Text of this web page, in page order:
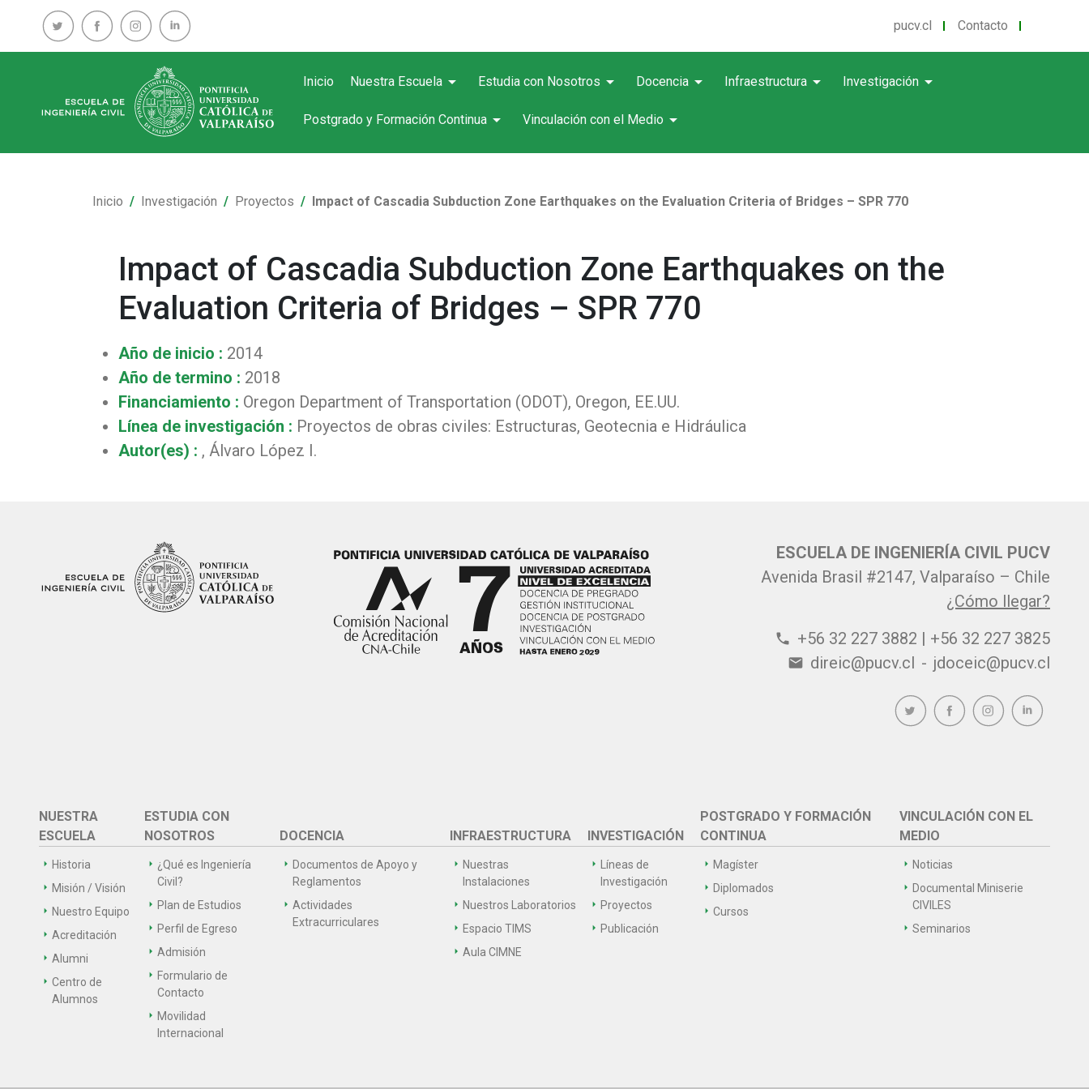
pucv.cl Contacto
Inicio Nuestra Escuela arrow_drop_down Estudia con Nosotros arrow_drop_down Docencia arrow_drop_down Infraestructura arrow_drop_down Investigación arrow_drop_down
Postgrado y Formación Continua arrow_drop_down Vinculación con el Medio arrow_drop_down
Inicio Investigación Proyectos Impact of Cascadia Subduction Zone Earthquakes on the Evaluation Criteria of Bridges – SPR 770
Impact of Cascadia Subduction Zone Earthquakes on the
Evaluation Criteria of Bridges – SPR 770
Año de inicio : 2014
Año de termino : 2018
Financiamiento : Oregon Department of Transportation (ODOT), Oregon, EE.UU.
Línea de investigación : Proyectos de obras civiles: Estructuras, Geotecnia e Hidráulica
Autor(es) : , Álvaro López I.
ESCUELA DE INGENIERÍA CIVIL PUCV
Avenida Brasil #2147, Valparaíso – Chile
¿Cómo llegar?
phone +56 32 227 3882 | +56 32 227 3825
email direic@pucv.cl - jdoceic@pucv.cl
NUESTRA
ESCUELA
Historia
Misión / Visión
Nuestro Equipo
Acreditación
Alumni
Centro de
Alumnos
ESTUDIA CON
NOSOTROS
¿Qué es Ingeniería
Civil?
Plan de Estudios
Perfil de Egreso
Admisión
Formulario de
Contacto
Movilidad
Internacional
DOCENCIA
Documentos de Apoyo y
Reglamentos
Actividades
Extracurriculares
INFRAESTRUCTURA
Nuestras
Instalaciones
Nuestros Laboratorios
Espacio TIMS
Aula CIMNE
INVESTIGACIÓN
Líneas de
Investigación
Proyectos
Publicación
POSTGRADO Y FORMACIÓN
CONTINUA
Magíster
Diplomados
Cursos
VINCULACIÓN CON EL
MEDIO
Noticias
Documental Miniserie
CIVILES
Seminarios